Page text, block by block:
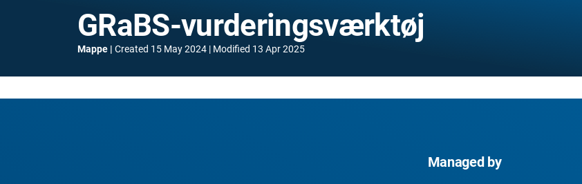
GRaBS-vurderingsværktøj
Mappe Created 15 May 2024 Modified 13 Apr 2025
Managed by